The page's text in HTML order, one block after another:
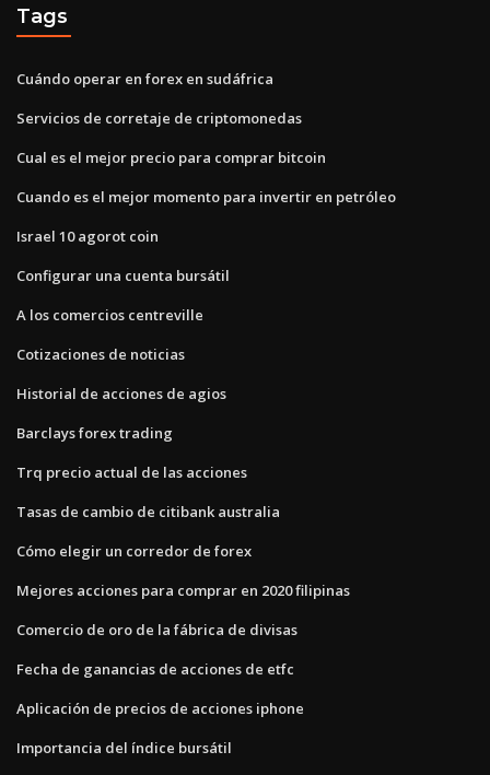
Tags
Cuándo operar en forex en sudáfrica
Servicios de corretaje de criptomonedas
Cual es el mejor precio para comprar bitcoin
Cuando es el mejor momento para invertir en petróleo
Israel 10 agorot coin
Configurar una cuenta bursátil
A los comercios centreville
Cotizaciones de noticias
Historial de acciones de agios
Barclays forex trading
Trq precio actual de las acciones
Tasas de cambio de citibank australia
Cómo elegir un corredor de forex
Mejores acciones para comprar en 2020 filipinas
Comercio de oro de la fábrica de divisas
Fecha de ganancias de acciones de etfc
Aplicación de precios de acciones iphone
Importancia del índice bursátil